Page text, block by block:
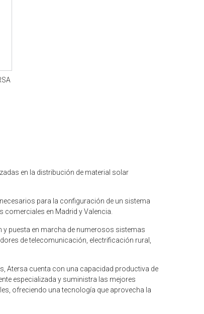
en la distribución de material solar
para la configuración de un sistema
en Madrid y Valencia.
puesta en marcha de numerosos sistemas
de telecomunicación, electrificación rural,
Atersa cuenta con una capacidad productiva de
especializada y suministra las mejores
ofreciendo una tecnología que aprovecha la